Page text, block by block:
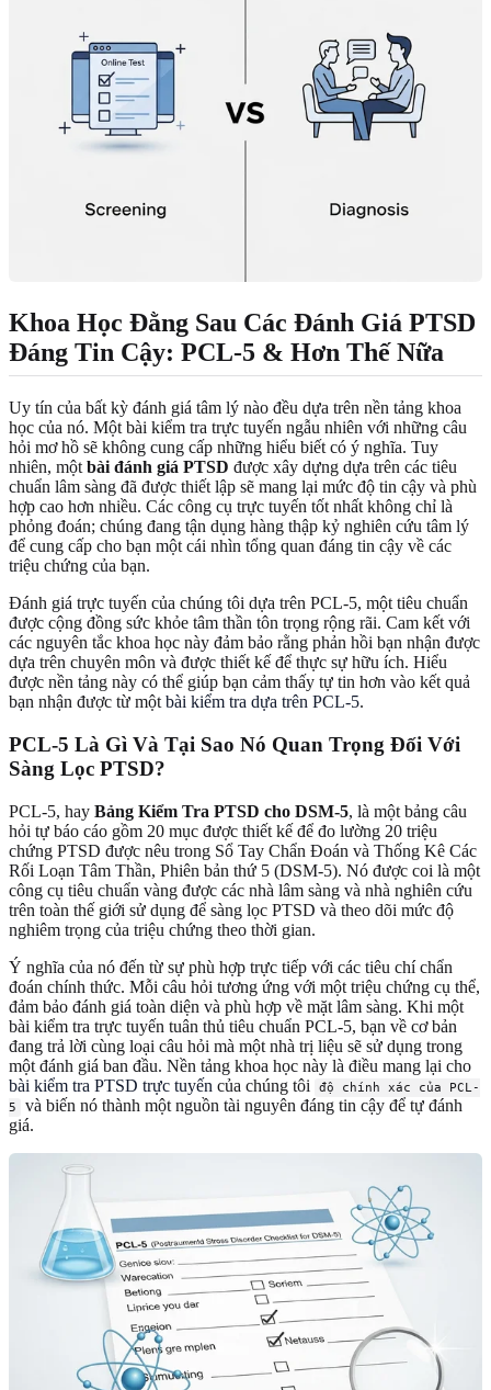
Khoa Học Đằng Sau Các Đánh Giá PTSD
Đáng Tin Cậy: PCL-5 & Hơn Thế Nữa
Uy tín của bất kỳ đánh giá tâm lý nào đều dựa trên nền tảng khoa
học của nó. Một bài kiểm tra trực tuyến ngẫu nhiên với những câu
hỏi mơ hồ sẽ không cung cấp những hiểu biết có ý nghĩa. Tuy
nhiên, một bài đánh giá PTSD được xây dựng dựa trên các tiêu
chuẩn lâm sàng đã được thiết lập sẽ mang lại mức độ tin cậy và phù
hợp cao hơn nhiều. Các công cụ trực tuyến tốt nhất không chỉ là
phỏng đoán; chúng đang tận dụng hàng thập kỷ nghiên cứu tâm lý
để cung cấp cho bạn một cái nhìn tổng quan đáng tin cậy về các
triệu chứng của bạn.
Đánh giá trực tuyến của chúng tôi dựa trên PCL-5, một tiêu chuẩn
được cộng đồng sức khỏe tâm thần tôn trọng rộng rãi. Cam kết với
các nguyên tắc khoa học này đảm bảo rằng phản hồi bạn nhận được
dựa trên chuyên môn và được thiết kế để thực sự hữu ích. Hiểu
được nền tảng này có thể giúp bạn cảm thấy tự tin hơn vào kết quả
bạn nhận được từ một bài kiểm tra dựa trên PCL-5.
PCL-5 Là Gì Và Tại Sao Nó Quan Trọng Đối Với
Sàng Lọc PTSD?
PCL-5, hay Bảng Kiểm Tra PTSD cho DSM-5, là một bảng câu
hỏi tự báo cáo gồm 20 mục được thiết kế để đo lường 20 triệu
chứng PTSD được nêu trong Sổ Tay Chẩn Đoán và Thống Kê Các
Rối Loạn Tâm Thần, Phiên bản thứ 5 (DSM-5). Nó được coi là một
công cụ tiêu chuẩn vàng được các nhà lâm sàng và nhà nghiên cứu
trên toàn thế giới sử dụng để sàng lọc PTSD và theo dõi mức độ
nghiêm trọng của triệu chứng theo thời gian.
Ý nghĩa của nó đến từ sự phù hợp trực tiếp với các tiêu chí chẩn
đoán chính thức. Mỗi câu hỏi tương ứng với một triệu chứng cụ thể,
đảm bảo đánh giá toàn diện và phù hợp về mặt lâm sàng. Khi một
bài kiểm tra trực tuyến tuân thủ tiêu chuẩn PCL-5, bạn về cơ bản
đang trả lời cùng loại câu hỏi mà một nhà trị liệu sẽ sử dụng trong
một đánh giá ban đầu. Nền tảng khoa học này là điều mang lại cho
bài kiểm tra PTSD trực tuyến của chúng tôi
độ chính xác của PCL-
5
và biến nó thành một nguồn tài nguyên đáng tin cậy để tự đánh
giá.